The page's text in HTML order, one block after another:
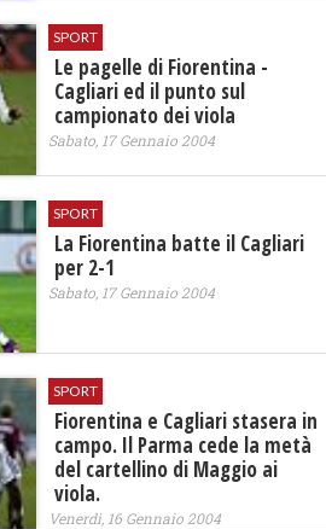
SPORT
Le pagelle di Fiorentina -
Cagliari ed il punto sul
campionato dei viola
Sabato, 17 Gennaio 2004
SPORT
La Fiorentina batte il Cagliari
per 2-1
Sabato, 17 Gennaio 2004
SPORT
Fiorentina e Cagliari stasera in
campo. Il Parma cede la metà
del cartellino di Maggio ai
viola.
Venerdì, 16 Gennaio 2004